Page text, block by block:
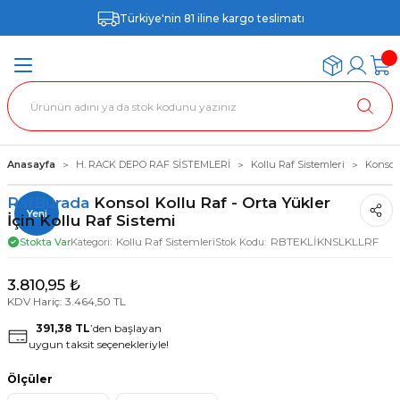
Türkiye'nin 81 iline kargo teslimatı
Anasayfa H. RACK DEPO RAF SİSTEMLERİ Kollu Raf Sistemleri
Yeni
RafBurada Konsol Kollu Raf - Orta Yükler
İçin Kollu Raf Sistemi
Stokta VarKategori Kollu Raf SistemleriStok Kodu RBTEKLİKNSLKLLRF
3.810,95 ₺
KDV Hariç: 3.464,50 TL
391,38 TL’den başlayan
uygun taksit seçenekleriyle!
Ölçüler